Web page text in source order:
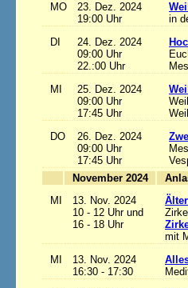
MO
23. Dez. 2024
19:00 Uhr
in
DI
24. Dez. 2024
09:00 Uhr
22.:00 Uhr
MI
25. Dez. 2024
09:00 Uhr
17:45 Uhr
DO
26. Dez. 2024
09:00 Uhr
17:45 Uhr
November 2024
MI
13. Nov. 2024
10 - 12 Uhr und
16 - 18 Uhr
mit
MI
13. Nov. 2024
16:30 - 17:30